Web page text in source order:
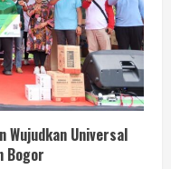
Wujudkan Universal
Bogor